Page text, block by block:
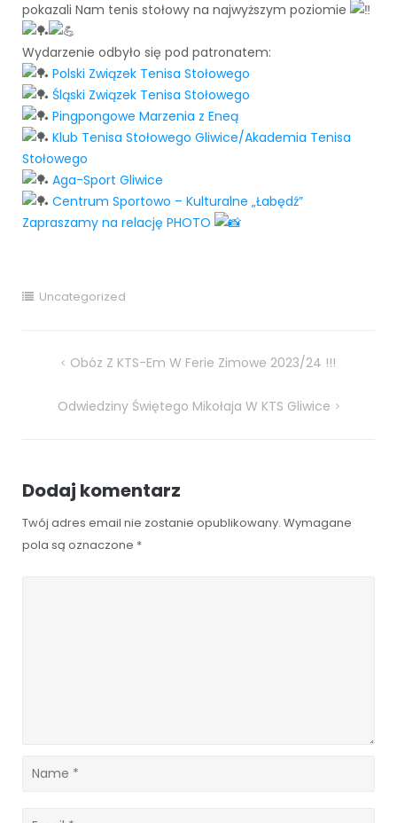
pokazali Nam tenis stołowy na najwyższym poziomie
Wydarzenie odbyło się pod patronatem:
Polski Związek Tenisa Stołowego
Śląski Związek Tenisa Stołowego
Pingpongowe Marzenia z Eneą
Klub Tenisa Stołowego Gliwice/Akademia Tenisa
Stołowego
Aga-Sport Gliwice
Centrum Sportowo – Kulturalne „Łabędź”
Zapraszamy na relację PHOTO
Uncategorized
Nawigacja
wpisu
Obóz Z KTS-Em W Ferie Zimowe 2023/24 !!!
Odwiedziny Świętego Mikołaja W KTS Gliwice
Dodaj komentarz
Twój adres email nie zostanie opublikowany. Wymagane
pola są oznaczone *